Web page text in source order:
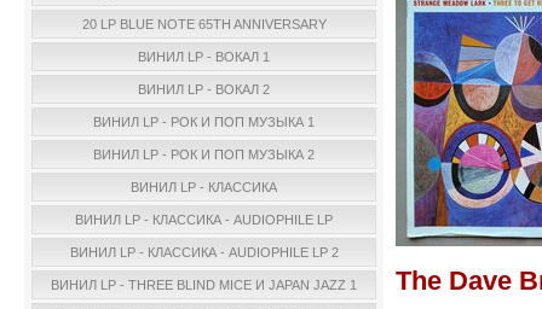
20 LP BLUE NOTE 65TH ANNIVERSARY
ВИНИЛ LP - ВОКАЛ 1
ВИНИЛ LP - ВОКАЛ 2
ВИНИЛ LP - РОК И ПОП МУЗЫКА 1
ВИНИЛ LP - РОК И ПОП МУЗЫКА 2
ВИНИЛ LP - КЛАССИКА
ВИНИЛ LP - КЛАССИКА - AUDIOPHILE LP
ВИНИЛ LP - КЛАССИКА - AUDIOPHILE LP 2
ВИНИЛ LP - THREE BLIND MICE И JAPAN JAZZ 1
The Dave